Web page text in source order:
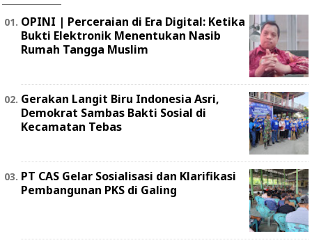
OPINI | Perceraian di Era Digital: Ketika
Bukti Elektronik Menentukan Nasib
Rumah Tangga Muslim
Gerakan Langit Biru Indonesia Asri,
Demokrat Sambas Bakti Sosial di
Kecamatan Tebas
PT CAS Gelar Sosialisasi dan Klarifikasi
Pembangunan PKS di Galing